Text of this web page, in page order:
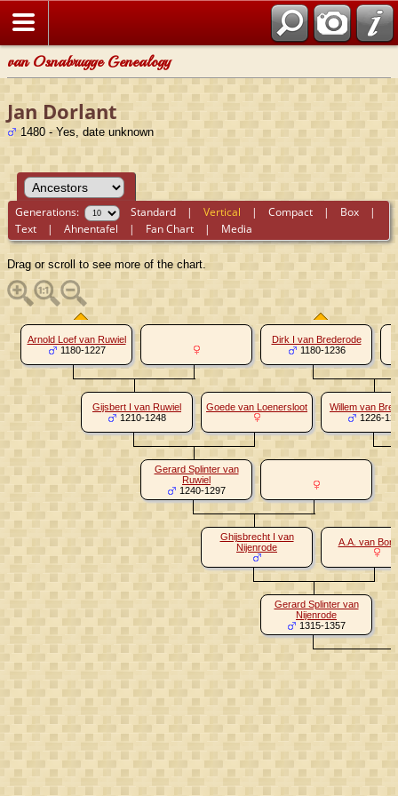
van Osnabrugge Genealogy
Jan Dorlant
1480 - Yes, date unknown
Generations: Standard |Vertical |Compact | Box |
Text |Ahnentafel | Fan Chart | Media
Drag or scroll to see more of the chart.
Arnold Loef van Ruwiel
1180-1227
Dirk I van Brederode
1180-1236
Gijsbert I van Ruwiel
1210-1248
Goede van Loenersloot
Willem van
1226-
Gerard Splinter van
Ruwiel
1240-1297
Ghijsbrecht I van
Nijenrode
A.A. van
Gerard Splinter van
Nijenrode
1315-1357